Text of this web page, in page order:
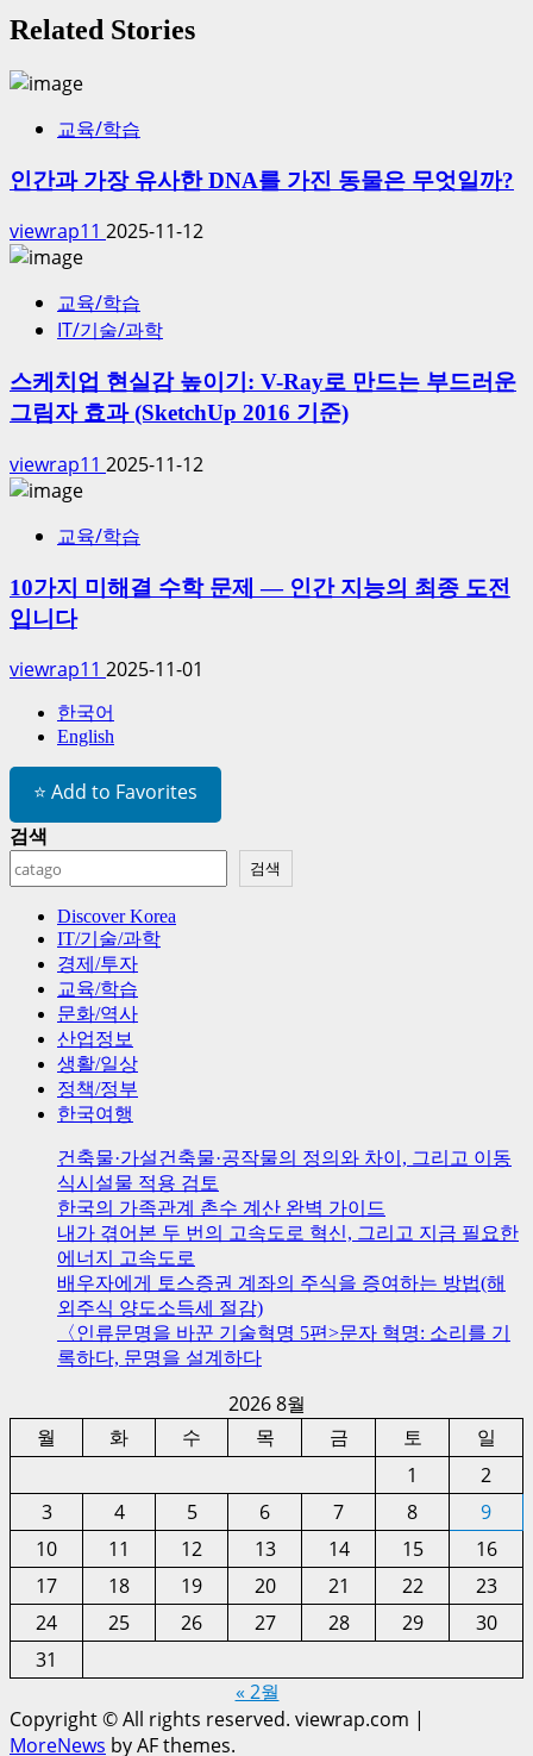
Related Stories
교육/학습
인간과 가장 유사한 DNA를 가진 동물은 무엇일까?
viewrap11 2025-11-12
교육/학습
IT/기술/과학
스케치업 현실감 높이기: V-Ray로 만드는 부드러운
그림자 효과 (SketchUp 2016 기준)
viewrap11 2025-11-12
교육/학습
10가지 미해결 수학 문제 — 인간 지능의 최종 도전
입니다
viewrap11 2025-11-01
한국어
English
⭐ Add to Favorites
검색
검색
Discover Korea
IT/기술/과학
경제/투자
교육/학습
문화/역사
산업정보
생활/일상
정책/정부
한국여행
건축물·가설건축물·공작물의 정의와 차이, 그리고 이동
식시설물 적용 검토
한국의 가족관계 촌수 계산 완벽 가이드
내가 겪어본 두 번의 고속도로 혁신, 그리고 지금 필요한
에너지 고속도로
배우자에게 토스증권 계좌의 주식을 증여하는 방법(해
외주식 양도소득세 절감)
〈인류문명을 바꾼 기술혁명 5편>문자 혁명: 소리를 기
록하다, 문명을 설계하다
2026 8월
월
화 수 목 금 토
일
1
2
3
4 5 6 7 8
9
10
11 12 13 14 15
16
17
18 19 20 21 22
23
24
25 26 27 28 29
30
31
« 2월
Copyright © All rights reserved. viewrap.com |
MoreNews by AF themes.